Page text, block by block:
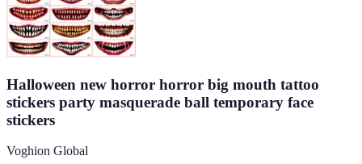
Halloween new horror horror big mouth tattoo
stickers party masquerade ball temporary face
stickers
Voghion Global